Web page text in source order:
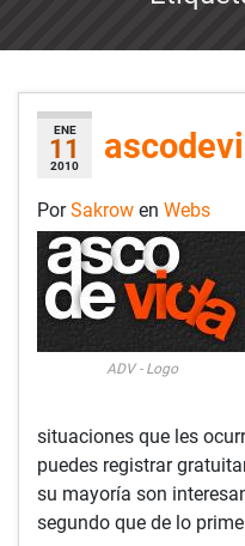
ENE
11
2010
PorSakrow en Webs
ADV - Logo
situaciones que les
puedes registrar
su mayoría son
segundo que de lo